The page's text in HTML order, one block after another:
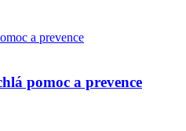
pomoc a prevence